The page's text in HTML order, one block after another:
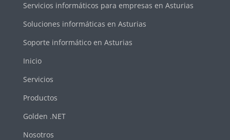
Servicios informáticos para empresas en Asturias
Soluciones informáticas en Asturias
Soporte informático en Asturias
Inicio
Servicios
Productos
Golden .NET
Nosotros